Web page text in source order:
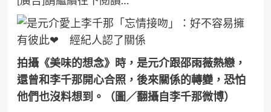
拍攝《美味的想念》時，是元介跟邵雨薇熱戀，
還曾和李千那開心合照，後來關係的轉變，恐怕
他們也沒料想到。（圖／翻攝自李千那微博）